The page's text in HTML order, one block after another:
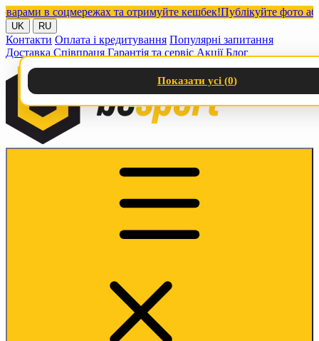
в соцмережах та отримуйте кешбек!Публікуйте фото або
UK RU
Контакти Оплата і кредитування Популярні запитання
Доставка Співпраця Гарантія та сервіс Акції Блог
Показати усі (0)